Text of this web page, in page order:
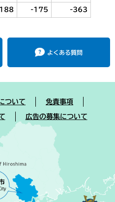
-175 -363
よくある質問
ついて 免責事項
広告の募集について